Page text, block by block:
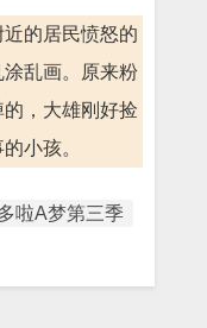
的居民愤怒的
乱画。原来粉
，大雄刚好捡
小孩。
啦A梦第三季